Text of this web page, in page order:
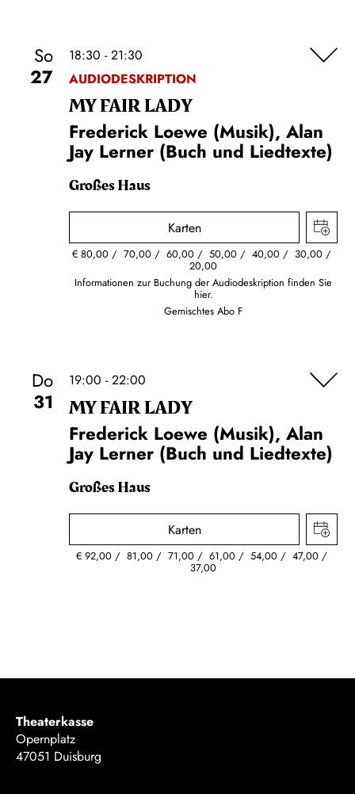
So
27
18:30 - 21:30
AUDIODESKRIPTION
MY FAIR LADY
Frederick Loewe (Musik), Alan
Jay Lerner (Buch und Liedtexte)
Großes Haus
Karten
€80,00 70,00 60,00 50,00 40,00 30,00
20,00
Informationen zur Buchung der Audiodeskription finden Sie
hier.
Gemischtes Abo F
Do
31
19:00 - 22:00
MY FAIR LADY
Frederick Loewe (Musik), Alan
Jay Lerner (Buch und Liedtexte)
Großes Haus
Karten
€92,00 81,00 71,00 61,00 54,00 47,00
37,00
Theaterkasse
Opernplatz
47051 Duisburg